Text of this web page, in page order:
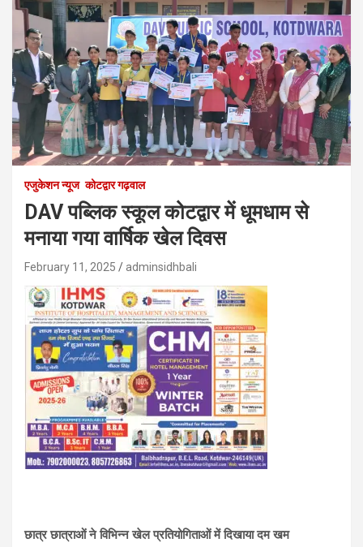
एजुकेशन न्‍यूज कोटद्वार गढ़वाल
DAV पब्लिक स्कूल कोटद्वार में धूमधाम से
मनाया गया वार्षिक खेल दिवस
February 11, 2025 adminsidhbali
छात्र छात्राओं ने विभिन्न खेल प्रतियोगिताओं में दिखाया दम खम